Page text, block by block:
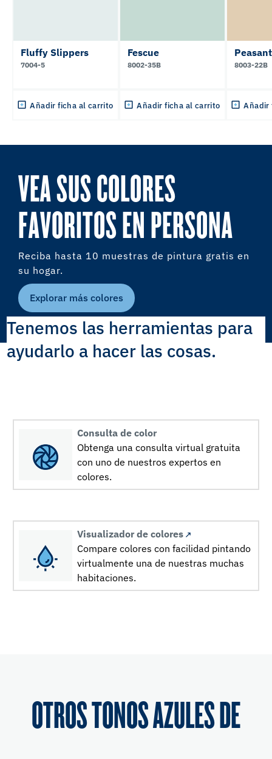
Fluffy Slippers
7004-5
Añadir ficha al carrito
Fescue
8002-35B
Añadir ficha al carrito
8003-22B
Añadir
VEA SUS COLORES
FAVORITOS EN PERSONA
Reciba hasta 10 muestras de pintura gratis en
su hogar.
Explorar más colores
Tenemos las herramientas para
ayudarlo a hacer las cosas.
Consulta de color
Obtenga una consulta virtual gratuita
con uno de nuestros expertos en
colores.
Visualizador de colores
Compare colores con facilidad pintando
virtualmente una de nuestras muchas
habitaciones.
OTROS TONOS AZULES DE